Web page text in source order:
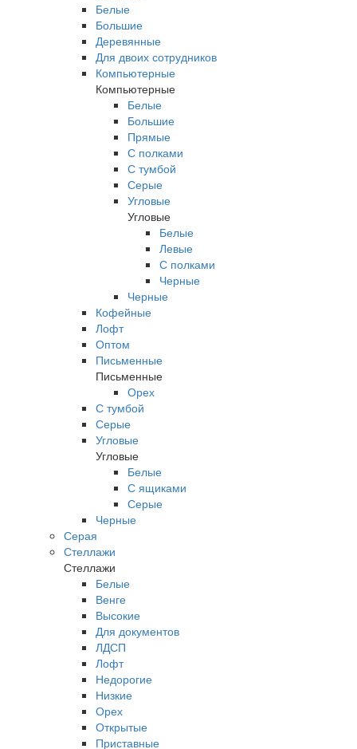
Белые
Большие
Деревянные
Для двоих сотрудников
Компьютерные
Компьютерные
Белые
Большие
Прямые
С полками
С тумбой
Серые
Угловые
Угловые
Белые
Левые
С полками
Черные
Черные
Кофейные
Лофт
Оптом
Письменные
Письменные
Орех
С тумбой
Серые
Угловые
Угловые
Белые
С ящиками
Серые
Черные
Серая
Стеллажи
Стеллажи
Белые
Венге
Высокие
Для документов
ЛДСП
Лофт
Недорогие
Низкие
Орех
Открытые
Приставные